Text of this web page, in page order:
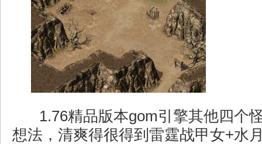
1.76精品版本gom引擎其他四个
想法，清爽得很得到雷霆战甲女+水